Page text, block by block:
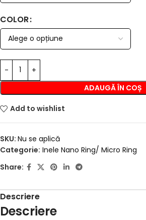
COLOR
ADAUGĂ ÎN COȘ
Add to wishlist
SKU: Nu se aplică
Categorie: Inele Nano Ring/ Micro Ring
Share:
Descriere
Descriere